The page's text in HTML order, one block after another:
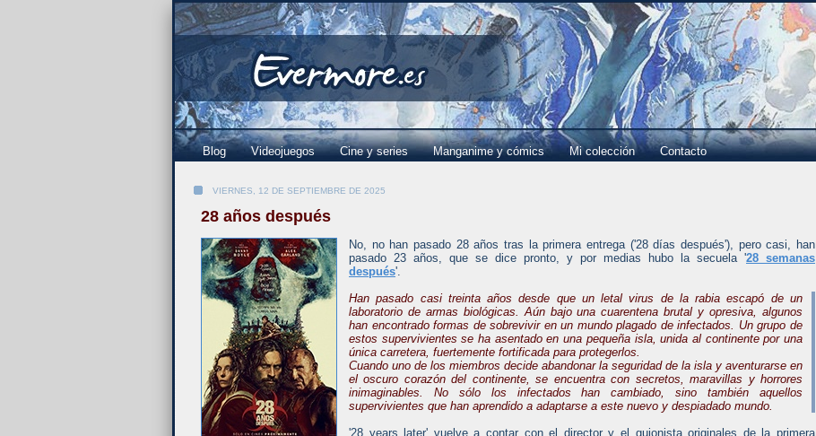
Blog Videojuegos Cine y series Manganime y cómics Mi colección Contacto
VIERNES, 12 DE SEPTIEMBRE DE 2025
28 años después
No, no han pasado 28 años tras la primera entrega ('28 días después'), pero casi, han
pasado 23 años, que se dice pronto, y por medias hubo la secuela '28 semanas
después'.
Han pasado casi treinta años desde que un letal virus de la rabia escapó de un
laboratorio de armas biológicas. Aún bajo una cuarentena brutal y opresiva, algunos
han encontrado formas de sobrevivir en un mundo plagado de infectados. Un grupo de
estos supervivientes se ha asentado en una pequeña isla, unida al continente por una
única carretera, fuertemente fortificada para protegerlos.
Cuando uno de los miembros decide abandonar la seguridad de la isla y aventurarse en
el oscuro corazón del continente, se encuentra con secretos, maravillas y horrores
inimaginables. No sólo los infectados han cambiado, sino también aquellos
supervivientes que han aprendido a adaptarse a este nuevo y despiadado mundo.
'28 years later' vuelve a contar con el director y el guionista originales de la primera